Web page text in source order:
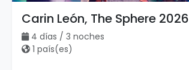
Carin León, The Sphere 2026
4 días / 3 noches
1 país(es)